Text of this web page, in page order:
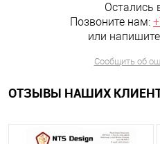
Остались
Позвоните нам:
или
Сообщить об
ОТЗЫВЫ НАШИХ